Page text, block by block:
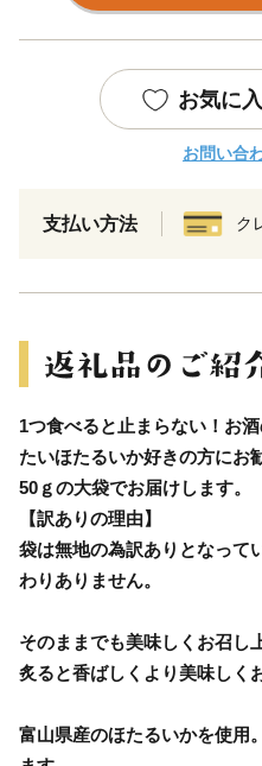
お気に
お問い合
支払い方法 ク
1つ食べると止まらない！お
たいほたるいか好きの方にお
50ｇの大袋でお届けします。
【訳ありの理由】
袋は無地の為訳ありとなって
わりありません。
そのままでも美味しくお召し
炙ると香ばしくより美味しく
富山県産のほたるいかを使用